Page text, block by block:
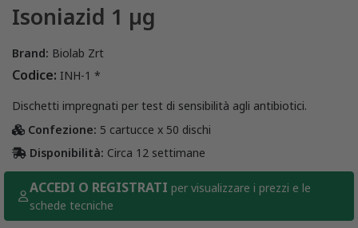
Isoniazid 1 µg
Brand: Biolab Zrt
Codice: INH-1 *
Dischetti impregnati per test di sensibilità agli antibiotici.
Confezione: 5 cartucce x 50 dischi
Disponibilità: Circa 12 settimane
ACCEDI O REGISTRATI per visualizzare i prezzi e le
schede tecniche